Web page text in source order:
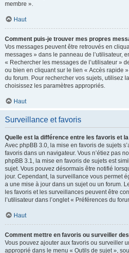
membre ».
Haut
Comment puis-je trouver mes propres
Vos messages peuvent être retrouvés en
messages » dans le panneau de l’utilisateur,
« Rechercher les messages de l’utilisateur »
ou bien en cliquant sur le lien « Accès rapide
du forum. Pour rechercher vos sujets, utilisez
choisissez les paramètres appropriés.
Haut
Surveillance et favoris
Quelle est la différence entre les favoris et
Avec phpBB 3.0, la mise en favoris de sujets
favoris dans un navigateur. Vous n’étiez pas
phpBB 3.1, la mise en favoris de sujets est
sujet. Vous pouvez désormais être notifié
jour. Cependant, la surveillance vous permet
a une mise à jour dans un sujet ou un forum.
les favoris et les surveillances peuvent être
l’utilisateur dans l’onglet « Préférences du
Haut
Comment mettre en favoris ou surveiller
Vous pouvez ajouter aux favoris ou surveiller
approprié dans le menu « Outils de sujet »,